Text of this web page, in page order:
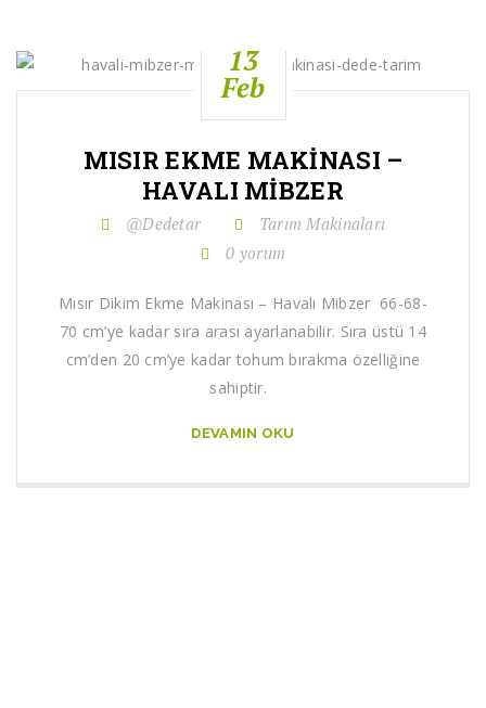
13
Feb
MISIR EKME MAKINASI –
HAVALI MIBZER
@Dedetar
Tarım Makinaları
0 yorum
Mısır Dikim Ekme Makinası – Havalı Mibzer 66-68-
70 cm’ye kadar sıra arası ayarlanabilir. Sıra üstü 14
cm’den 20 cm’ye kadar tohum bırakma özelliğine
sahiptir.
DEVAMIN OKU